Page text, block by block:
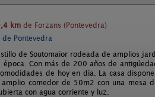
km de Forzans (Pontevedra)
Pontevedra
de Soutomaior rodeada de amplios
Con más de 200 años de
de hoy en día. La casa
comedor de 50m2 con una mesa
con agua corriente y luz.